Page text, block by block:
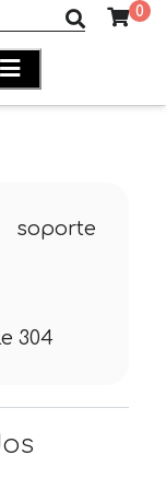
0
soporte
304